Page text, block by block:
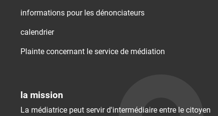
informations pour les dénonciateurs
calendrier
Plainte concernant le service de médiation
la mission
La médiatrice peut servir d'intermédiaire entre le citoyen